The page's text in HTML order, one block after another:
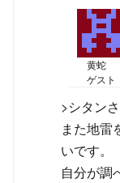
黄蛇
ゲスト
>シタン
また地雷
いです。
自分が調